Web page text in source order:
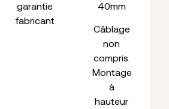
garantie
fabricant
40mm
Câblage
non
compris.
Montage
à
hauteur